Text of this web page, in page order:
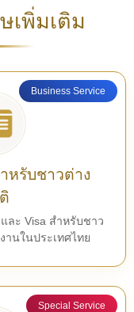
เพิ่มเติม
Business Service
หรับชาวต่าง
ละ Visa สำหรับชาว
านในประเทศไทย
Special Service